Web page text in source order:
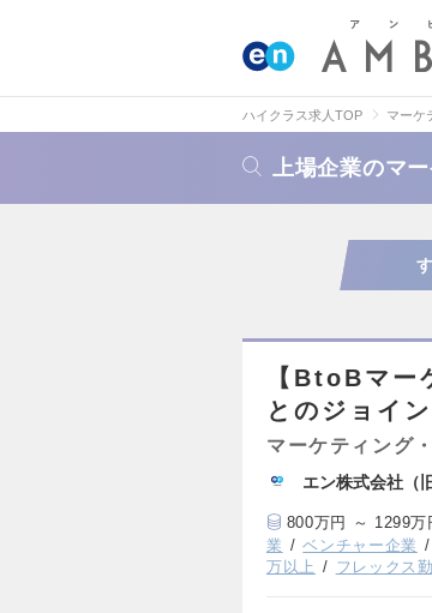
ハイクラス求人TOP マーケ
上場企業のマ
【BtoBマ
とのジョイ
マーケティング
エン株式会社（
800万円 ～ 1299万
業
ベンチャー企業
万以上
フレックス